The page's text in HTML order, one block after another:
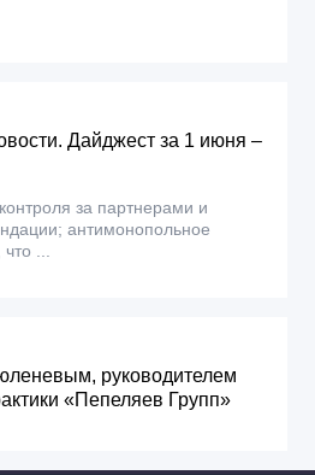
Дайджест за 1 июня –
за партнерами и
антимонопольное
...
руководителем
«Пепеляев Групп»